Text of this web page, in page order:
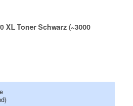
XL Toner Schwarz (~3000